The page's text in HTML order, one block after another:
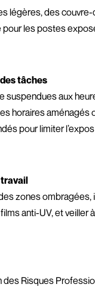
légères, des
les postes
tâches
suspendues aux
horaires aménagés
pour limiter
zones ombragées,
anti-UV, et veiller
des Risques